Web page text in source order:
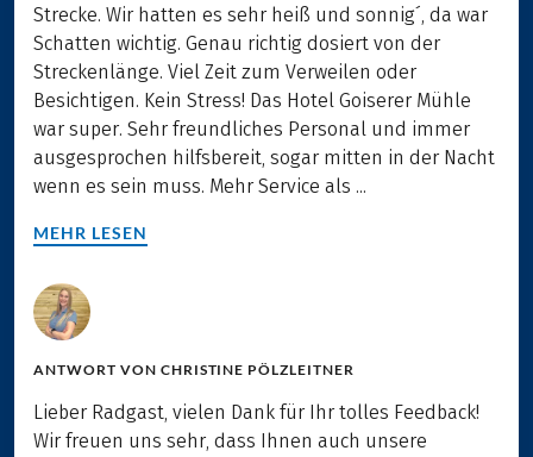
Strecke. Wir hatten es sehr heiß und sonnig´, da war
Schatten wichtig. Genau richtig dosiert von der
Streckenlänge. Viel Zeit zum Verweilen oder
Besichtigen. Kein Stress! Das Hotel Goiserer Mühle
war super. Sehr freundliches Personal und immer
ausgesprochen hilfsbereit, sogar mitten in der Nacht
wenn es sein muss. Mehr Service als ...
MEHR LESEN
ANTWORT VON CHRISTINE PÖLZLEITNER
Lieber Radgast, vielen Dank für Ihr tolles Feedback!
Wir freuen uns sehr, dass Ihnen auch unsere